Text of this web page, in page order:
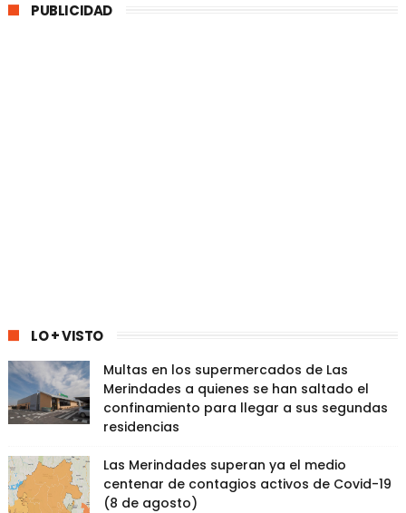
PUBLICIDAD
LO + VISTO
Multas en los supermercados de Las
Merindades a quienes se han saltado el
confinamiento para llegar a sus segundas
residencias
Las Merindades superan ya el medio
centenar de contagios activos de Covid-19
(8 de agosto)